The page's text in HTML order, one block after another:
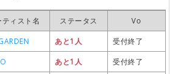
リック 成立(募集中) Sasaki
リック 成立(募集中) Sasaki
リック 成立(募集中) Sasaki
リック 成立(募集中) Sasaki
ティスト名 ステータス
Vo
あと1人
受付終了
あと1人
受付終了
ティスト名 ステータス
Vo
あと1人
受付終了
あと1人
受付終了
ティスト名 ステータス
Vo
あと1人
受付終了
あと1人
受付終了
ティスト名 ステータス
Vo
あと1人
受付終了
あと1人
受付終了